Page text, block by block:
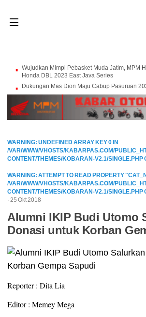
Wujudkan Mimpi Pebasket Muda Jatim, MPM
Honda DBL 2023 East Java Series
Dukungan Mas Dion Maju Cabup Pasuruan
WARNING: UNDEFINED ARRAY KEY 0 IN
/VAR/WWW/VHOSTS/KABARPAS.COM/
CONTENT/THEMES/KOBARAN-V2.1/SINGLE.PHP
WARNING: ATTEMPT TO READ PROPERTY
/VAR/WWW/VHOSTS/KABARPAS.COM/
CONTENT/THEMES/KOBARAN-V2.1/SINGLE.PHP
· 25 Okt 2018
Alumni IKIP Budi Utomo
Donasi untuk Korban
Reporter : Dita Lia
Editor : Memey Mega